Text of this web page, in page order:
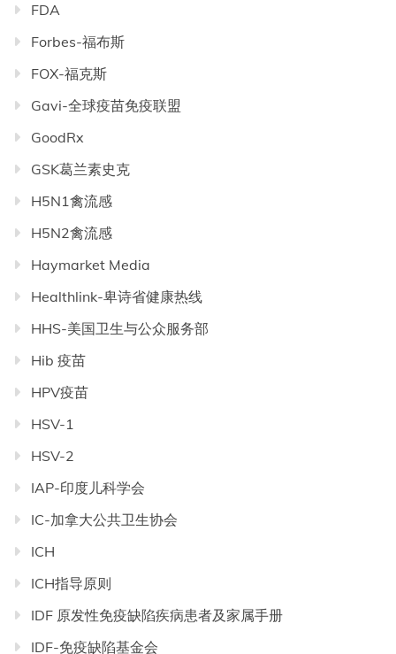
FDA
Forbes-福布斯
FOX-福克斯
Gavi-全球疫苗免疫联盟
GoodRx
GSK葛兰素史克
H5N1禽流感
H5N2禽流感
Haymarket Media
Healthlink-卑诗省健康热线
HHS-美国卫生与公众服务部
Hib 疫苗
HPV疫苗
HSV-1
HSV-2
IAP-印度儿科学会
IC-加拿大公共卫生协会
ICH
ICH指导原则
IDF 原发性免疫缺陷疾病患者及家属手册
IDF-免疫缺陷基金会